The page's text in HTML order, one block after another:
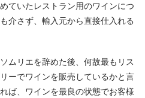
ていたレストラン用のワインにつ
介さず、輸入元から直接仕入れる
ムリエを辞めた後、何故最もリス
ーでワインを販売しているかと言
ば、ワインを最良の状態でお客様